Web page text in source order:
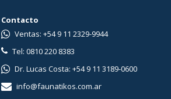
Contacto
Ventas: +54 9 11 2329-9944
Tel: 0810 220 8383
Dr. Lucas Costa: +54 9 11 3189-0600
info@faunatikos.com.ar